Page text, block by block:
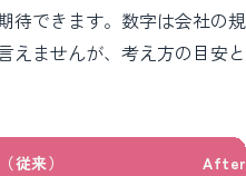
待できます。数字は会社の規
えませんが、考え方の目安と
従来） After